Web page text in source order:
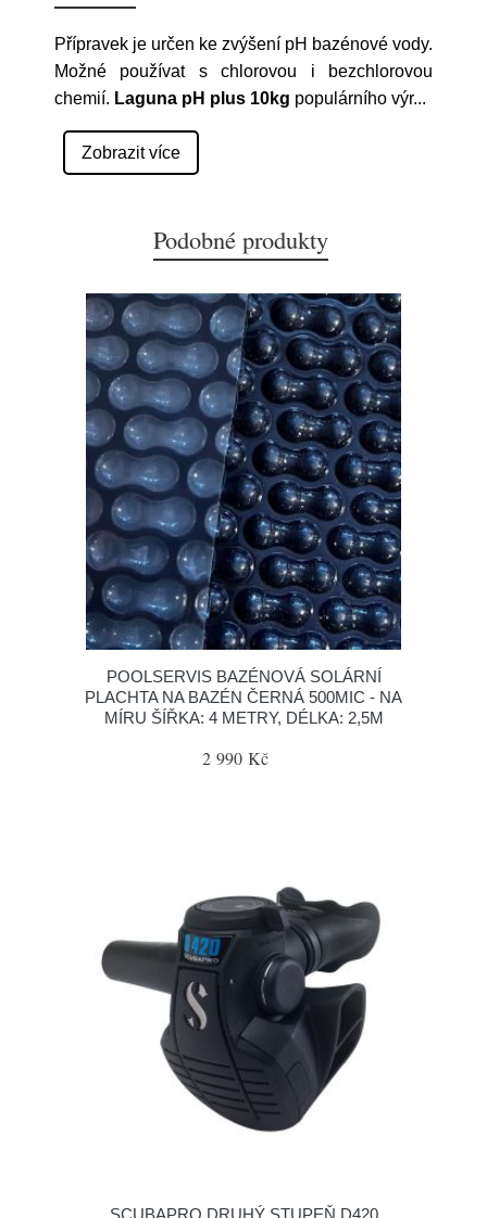
Přípravek je určen ke zvýšení pH bazénové vody.
Možné používat s chlorovou i bezchlorovou
chemií. Laguna pH plus 10kg populárního výr...
Zobrazit více
Podobné produkty
POOLSERVIS BAZÉNOVÁ SOLÁRNÍ
PLACHTA NA BAZÉN ČERNÁ 500MIC - NA
MÍRU ŠÍŘKA: 4 METRY, DÉLKA: 2,5M
2 990 Kč
SCUBAPRO DRUHÝ STUPEŇ D420